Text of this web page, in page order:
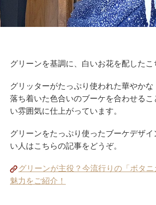
グリーンを基調に、白いお花を配したこ
グリッターがたっぷり使われた華やかな
落ち着いた色合いのブーケを合わせる
い雰囲気に仕上がっています。
グリーンをたっぷり使ったブーケデザイ
い人はこちらの記事をどうぞ。
グリーンが主役？今流行りの「ボタ
魅力をご紹介！